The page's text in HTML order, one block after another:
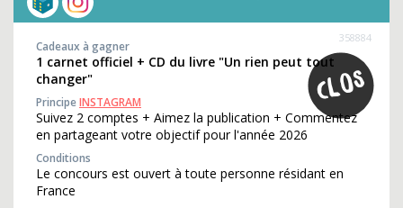
358884
Cadeaux à gagner
1 carnet officiel + CD du livre "Un rien peut tout
changer"
PrincipeINSTAGRAM
Suivez 2 comptes + Aimez la publication + Commentez
en partageant votre objectif pour l'année 2026
Conditions
Le concours est ouvert à toute personne résidant en
France